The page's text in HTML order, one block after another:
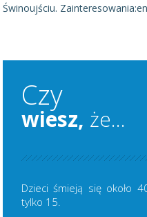
Świnoujściu.
Czy
wiesz, że...
Dzieci śmieją się około
tylko 15.